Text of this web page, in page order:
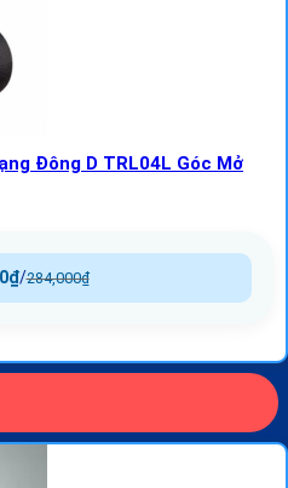
Đông D TRL04L Góc Mở
284,000₫
/
₫